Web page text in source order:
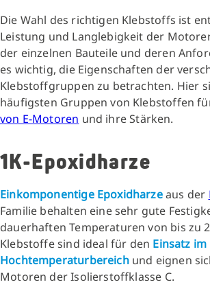
Die Wahl des richtigen Klebstoffs ist
Leistung und Langlebigkeit der
der einzelnen Bauteile und deren
es wichtig, die Eigenschaften der
Klebstoffgruppen zu betrachten. Hier
häufigsten Gruppen von Klebstoffen
von E-Motoren und ihre Stärken.
1K-Epoxidharze
Einkomponentige Epoxidharzeaus der
Familie behalten eine sehr gute
dauerhaften Temperaturen von bis zu
Klebstoffe sind ideal für den Einsatz im
Hochtemperaturbereichund eignen
Motoren der Isolierstoffklasse C.